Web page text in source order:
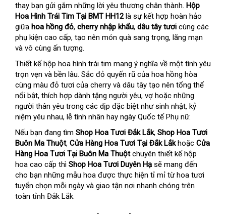
thay bạn gửi gắm những lời yêu thương chân thành. Hộp
Hoa Hình Trái Tim Tại BMT HH12là sự kết hợp hoàn hảo
giữa hoa hồng đỏ, cherry nhập khẩu, dâu tây tươi cùng các
phụ kiện cao cấp, tạo nên món quà sang trọng, lãng mạn
và vô cùng ấn tượng.
Thiết kế hộp hoa hình trái tim mang ý nghĩa về một tình yêu
trọn vẹn và bền lâu. Sắc đỏ quyến rũ của hoa hồng hòa
cùng màu đỏ tươi của cherry và dâu tây tạo nên tổng thể
nổi bật, thích hợp dành tặng người yêu, vợ hoặc những
người thân yêu trong các dịp đặc biệt như sinh nhật, kỷ
niệm yêu nhau, lễ tình nhân hay ngày Quốc tế Phụ nữ.
Nếu bạn đang tìm Shop Hoa Tươi Đắk Lắk, Shop Hoa Tươi
Buôn Ma Thuột, Cửa Hàng Hoa Tươi Tại Đắk Lắkhoặc Cửa
Hàng Hoa Tươi Tại Buôn Ma Thuộtchuyên thiết kế hộp
hoa cao cấp thì Shop Hoa Tươi Duyên Hạ sẽ mang đến
cho bạn những mẫu hoa được thực hiện tỉ mỉ từ hoa tươi
tuyển chọn mỗi ngày và giao tận nơi nhanh chóng trên
toàn tỉnh Đắk Lắk.